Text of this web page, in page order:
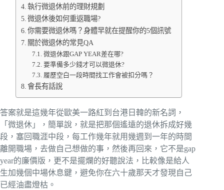
執行微退休前的理財規劃
微退休後如何重返職場?
你需要微退休嗎？身體早就在提醒你的5個訊號
關於微退休的常見QA
微退休跟GAP YEAR差在哪?
要準備多少錢才可以微退休?
履歷空白一段時間找工作會被扣分嗎？
會長有話說
答案就是這幾年從歐美一路紅到台港日韓的新名詞，
「微退休」，簡單說，就是把那個遙遠的退休拆成好幾
段，塞回職涯中段，每工作幾年就用幾週到一年的時間
離開職場，去做自己想做的事，然後再回來，它不是gap
year的廉價版，更不是擺爛的好聽說法，比較像是給人
生加幾個中場休息鍵，避免你在六十歲那天才發現自己
已經油盡燈枯。